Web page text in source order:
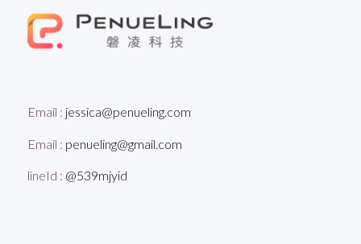
Email : jessica@penueling.com
Email : penueling@gmail.com
lineId : @539mjyid